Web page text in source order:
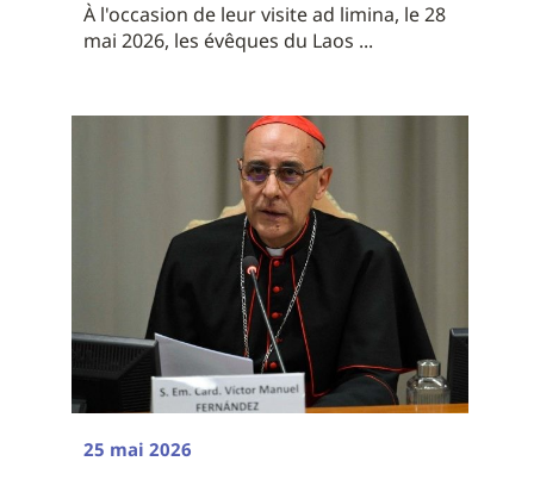
À l'occasion de leur visite ad limina, le 28
mai 2026, les évêques du Laos ...
25 mai 2026